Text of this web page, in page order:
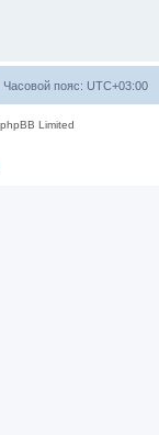
Часовой пояс: UTC+03:00
Limited